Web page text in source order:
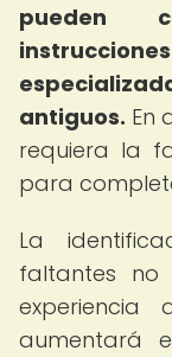
pueden
antiguos. En
requiera la
para
La
faltantes no
aumentará